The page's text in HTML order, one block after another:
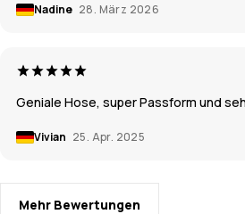
Nadine 28. März 2026
Geniale Hose, super Passform und
Vivian 25. Apr. 2025
Mehr Bewertungen